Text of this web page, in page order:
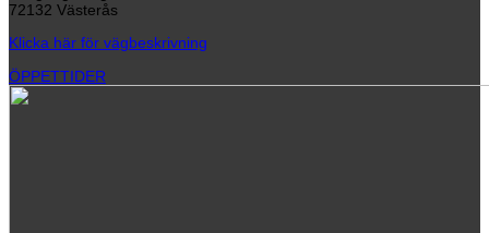
72132 Västerås
Klicka här för vägbeskrivning
ÖPPETTIDER